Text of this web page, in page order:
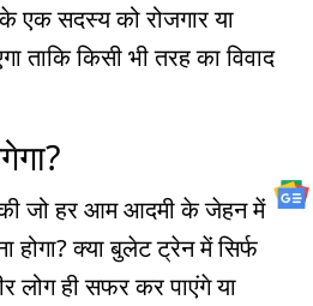
एक सदस्य को रोजगार या
ताकि किसी भी तरह का विवाद
जो हर आम आदमी के जेहन में
होगा? क्या बुलेट ट्रेन में सिर्फ
लोग ही सफर कर पाएंगे या